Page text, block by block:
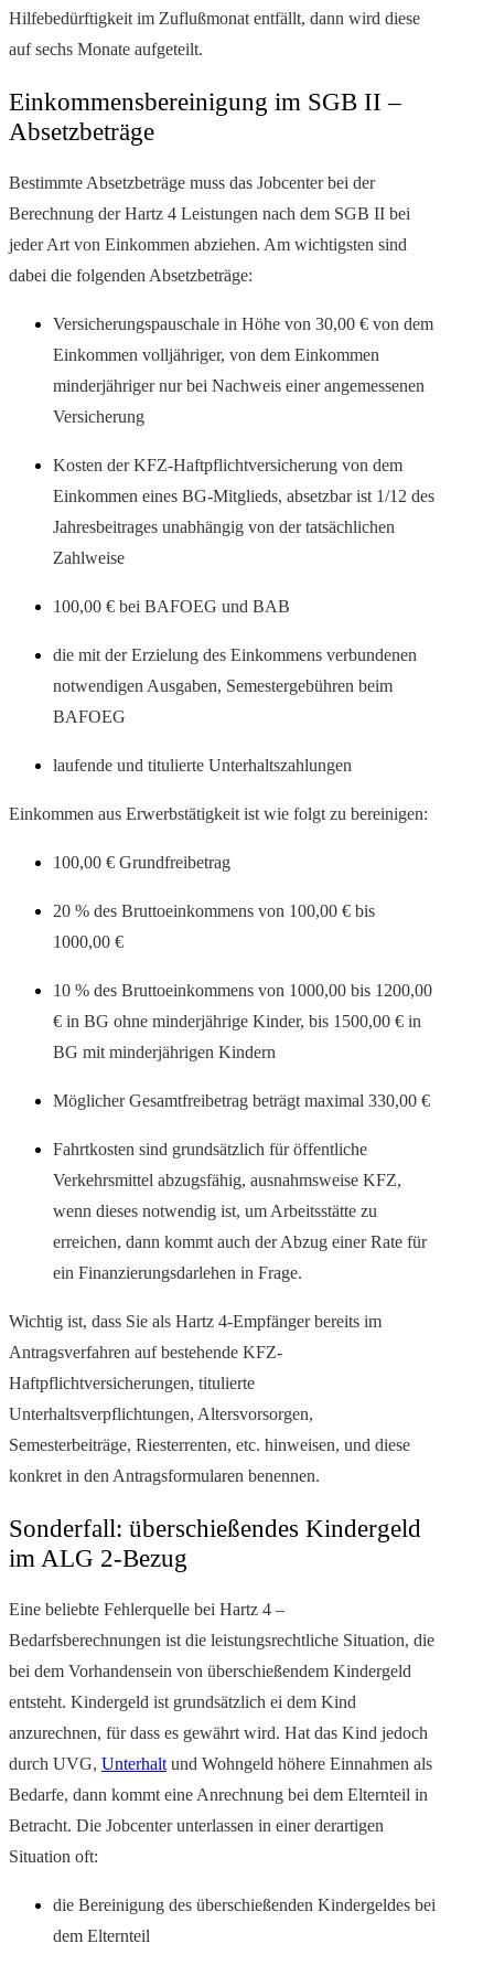
Hilfebedürftigkeit im Zuflußmonat entfällt, dann wird diese
auf sechs Monate aufgeteilt.
Einkommensbereinigung im SGB II –
Absetzbeträge
Bestimmte Absetzbeträge muss das Jobcenter bei der
Berechnung der Hartz 4 Leistungen nach dem SGB II bei
jeder Art von Einkommen abziehen. Am wichtigsten sind
dabei die folgenden Absetzbeträge:
Versicherungspauschale in Höhe von 30,00 € von dem
Einkommen volljähriger, von dem Einkommen
minderjähriger nur bei Nachweis einer angemessenen
Versicherung
Kosten der KFZ-Haftpflichtversicherung von dem
Einkommen eines BG-Mitglieds, absetzbar ist 1/12 des
Jahresbeitrages unabhängig von der tatsächlichen
Zahlweise
100,00 € bei BAFOEG und BAB
die mit der Erzielung des Einkommens verbundenen
notwendigen Ausgaben, Semestergebühren beim
BAFOEG
laufende und titulierte Unterhaltszahlungen
Einkommen aus Erwerbstätigkeit ist wie folgt zu bereinigen:
100,00 € Grundfreibetrag
20 % des Bruttoeinkommens von 100,00 € bis
1000,00 €
10 % des Bruttoeinkommens von 1000,00 bis 1200,00
€ in BG ohne minderjährige Kinder, bis 1500,00 € in
BG mit minderjährigen Kindern
Möglicher Gesamtfreibetrag beträgt maximal 330,00 €
Fahrtkosten sind grundsätzlich für öffentliche
Verkehrsmittel abzugsfähig, ausnahmsweise KFZ,
wenn dieses notwendig ist, um Arbeitsstätte zu
erreichen, dann kommt auch der Abzug einer Rate für
ein Finanzierungsdarlehen in Frage.
Wichtig ist, dass Sie als Hartz 4-Empfänger bereits im
Antragsverfahren auf bestehende KFZ-
Haftpflichtversicherungen, titulierte
Unterhaltsverpflichtungen, Altersvorsorgen,
Semesterbeiträge, Riesterrenten, etc. hinweisen, und diese
konkret in den Antragsformularen benennen.
Sonderfall: überschießendes Kindergeld
im ALG 2-Bezug
Eine beliebte Fehlerquelle bei Hartz 4 –
Bedarfsberechnungen ist die leistungsrechtliche Situation, die
bei dem Vorhandensein von überschießendem Kindergeld
entsteht. Kindergeld ist grundsätzlich ei dem Kind
anzurechnen, für dass es gewährt wird. Hat das Kind jedoch
durch UVG, Unterhalt und Wohngeld höhere Einnahmen als
Bedarfe, dann kommt eine Anrechnung bei dem Elternteil in
Betracht. Die Jobcenter unterlassen in einer derartigen
Situation oft:
die Bereinigung des überschießenden Kindergeldes bei
dem Elternteil